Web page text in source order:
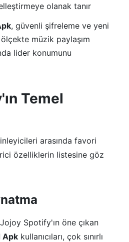
olanak tanır
, güvenli şifreleme ve yeni
müzik paylaşım
lider konumunu
Temel
arasında favori
özelliklerin listesine göz
Spotify'ın öne çıkan
Apk kullanıcıları, çok sınırlı